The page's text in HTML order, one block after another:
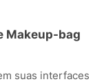
Makeup-bag
suas interfaces